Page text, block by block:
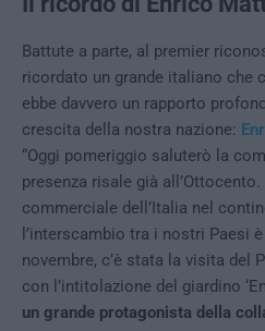
Battute a parte, al premier
ricordato un grande italiano che
ebbe davvero un rapporto
crescita della nostra nazione:
“Oggi pomeriggio saluterò la
presenza risale già
commerciale dell’Italia nel
l’interscambio tra i nostri Paesi
novembre, c’è stata la visita del
con l’intitolazione del giardino
un grande protagonista della